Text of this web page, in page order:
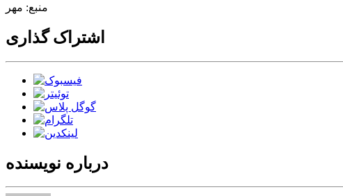
منبع: مهر
اشتراک گذاری
درباره نویسنده